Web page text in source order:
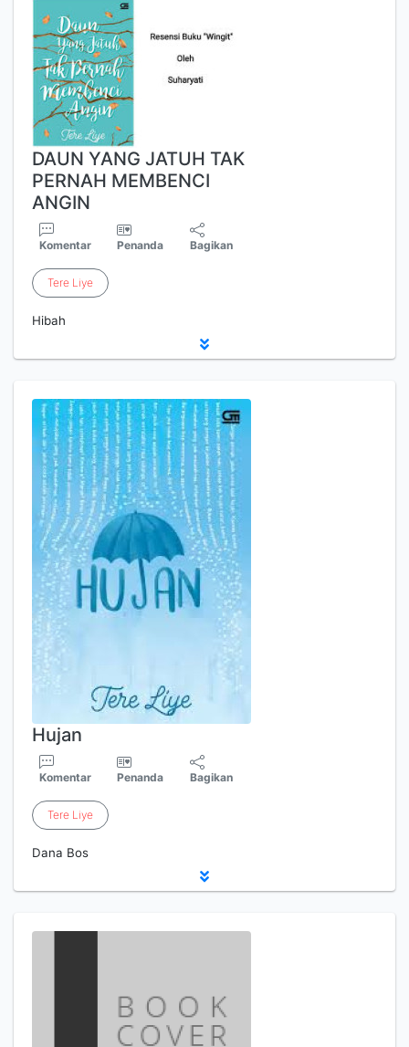
DAUN YANG JATUH TAK
PERNAH MEMBENCI
ANGIN
Komentar Penanda Bagikan
Tere Liye
Hibah
Hujan
Komentar Penanda Bagikan
Tere Liye
Dana Bos